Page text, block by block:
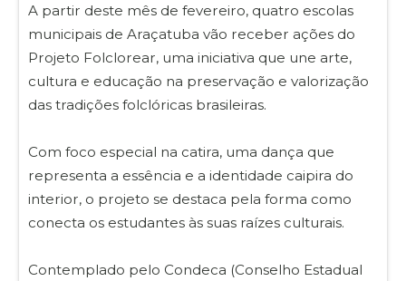
A partir deste mês de fevereiro, quatro escolas
municipais de Araçatuba vão receber ações do
Projeto Folclorear, uma iniciativa que une arte,
cultura e educação na preservação e valorização
das tradições folclóricas brasileiras.
Com foco especial na catira, uma dança que
representa a essência e a identidade caipira do
interior, o projeto se destaca pela forma como
conecta os estudantes às suas raízes culturais.
Contemplado pelo Condeca (Conselho Estadual